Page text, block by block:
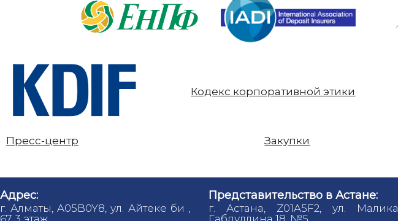
Кодекс корпоративной этики
Пресс-центр Закупки
Адрес:
г. Алматы, A05B0Y8, ул. Айтеке би ,
67, 3 этаж
Представительство в Астане:
г. Астана, Z01A5F2, ул. Малика
Габдуллина 18, №5